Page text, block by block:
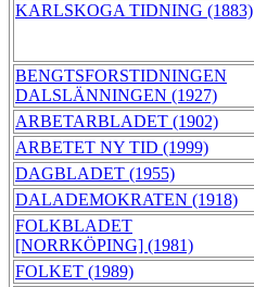
KARLSKOGA TIDNING (1883)
BENGTSFORSTIDNINGEN
DALSLÄNNINGEN (1927)
ARBETARBLADET (1902)
ARBETET NY TID (1999)
DAGBLADET (1955)
DALADEMOKRATEN (1918)
FOLKBLADET
[NORRKÖPING] (1981)
FOLKET (1989)